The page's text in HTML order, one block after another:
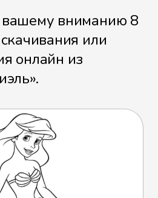
вниманию 8
или
онлайн из